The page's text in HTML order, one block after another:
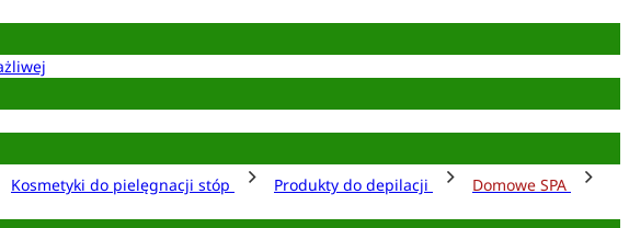
Kosmetyki do pielęgnacji stóp Produkty do depilacji
Domowe SPA